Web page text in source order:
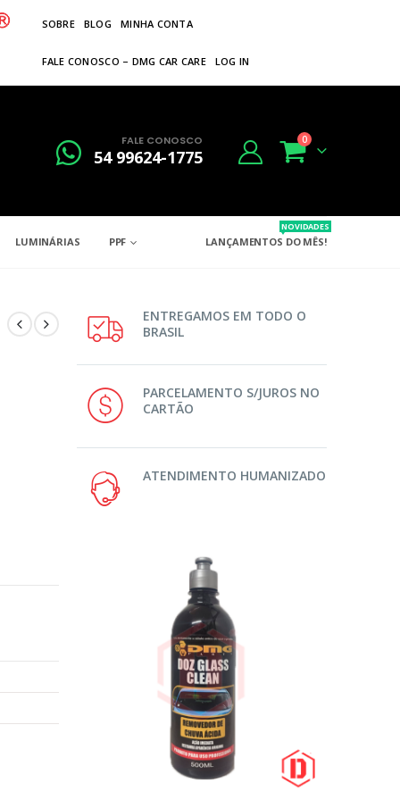
SOBRE BLOG MINHA CONTA
FALE CONOSCO – DMG CAR CARE LOG IN
FALE CONOSCO
54 99624-1775
0
LUMINÁRIAS PPF LANÇAMENTOS DO MÊS!
NOVIDADES
ENTREGAMOS EM TODO O
BRASIL
PARCELAMENTO S/JUROS NO
CARTÃO
ATENDIMENTO HUMANIZADO